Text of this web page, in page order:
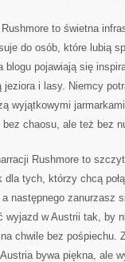
to świetna
do osób, które lubią
blogu pojawiają się
jeziora i lasy. Niemcy
wyjątkowymi
chaosu, ale też bez
Rushmore to
dla tych, którzy chcą
następnego zanurzasz
wyjazd w Austrii tak, by
chwile bez pośpiechu.
bywa piękna, ale